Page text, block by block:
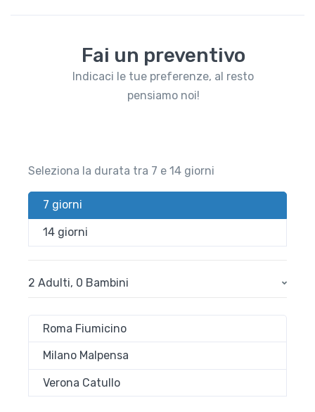
Fai un preventivo
Indicaci le tue preferenze, al resto
pensiamo noi!
Seleziona la durata tra 7 e 14 giorni
7 giorni
14 giorni
2 Adulti, 0 Bambini
Roma Fiumicino
Milano Malpensa
Verona Catullo